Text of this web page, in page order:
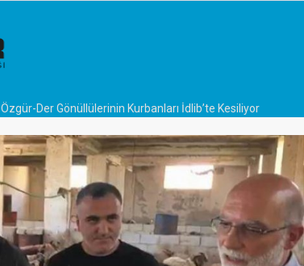
Özgür-Der Gönüllülerinin Kurbanları İdlib’te Kesiliyor